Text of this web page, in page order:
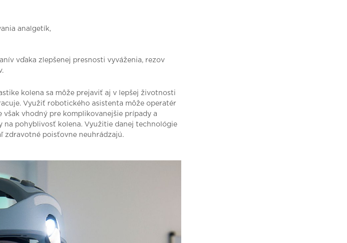
analgetík,
vďaka zlepšenej presnosti vyváženia, rezov
kolena sa môže prejaviť aj v lepšej životnosti
Využiť robotického asistenta môže operatér
vhodný pre komplikovanejšie prípady a
pohyblivosť kolena. Využitie danej technológie
zdravotné poisťovne neuhrádzajú.